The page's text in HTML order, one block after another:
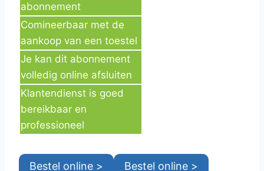
abonnement
Comineerbaar met de
aankoop van een toestel
Je kan dit abonnement
volledig online afsluiten
Klantendienst is goed
bereikbaar en
professioneel
Bestel online > Bestel online >